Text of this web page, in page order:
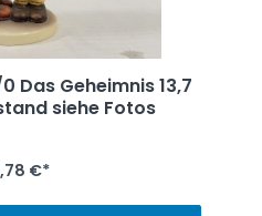
Das Geheimnis 13,7
siehe Fotos
€*